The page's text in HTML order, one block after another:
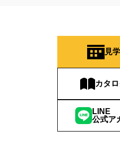
見
カタ
LINE
公式ア